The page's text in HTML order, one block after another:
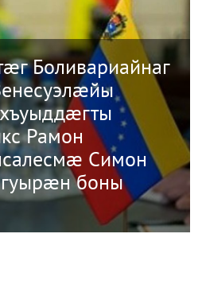
Боливариайнаг
Рамон
Симон
боны